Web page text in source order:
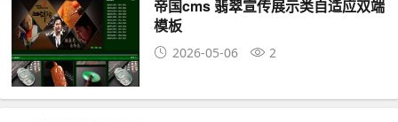
帝国cms 翡翠宣传展示类自适应双端
模板
2026-05-06 2